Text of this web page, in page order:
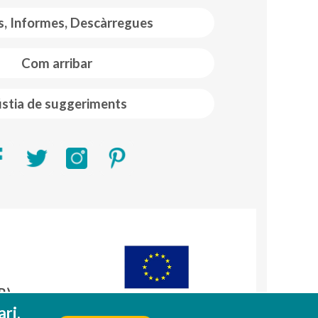
Informes, Descàrregues
Com arribar
de suggeriments